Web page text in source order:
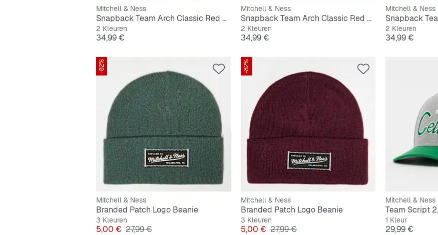
Mitchell & Ness
Snapback Team Arch Classic Red NBA LA Lakers
2 Kleuren
Prijs
34,99 €
Mitchell & Ness
Snapback Team Arch Classic Red NBA Chicago Bulls
2 Kleuren
Prijs
34,99 €
Mitchell & Ness
2 Kleuren
Prijs
34,99 €
-82%
Mitchell & Ness
Branded Patch Logo Beanie
3 Kleuren
Prijs
5,00 € Originele Prijs
27,99 €
-82%
Mitchell & Ness
Branded Patch Logo Beanie
3 Kleuren
Prijs
5,00 € Originele Prijs
27,99 €
Mitchell & Ness
1 Kleur
Prijs
29,99 €